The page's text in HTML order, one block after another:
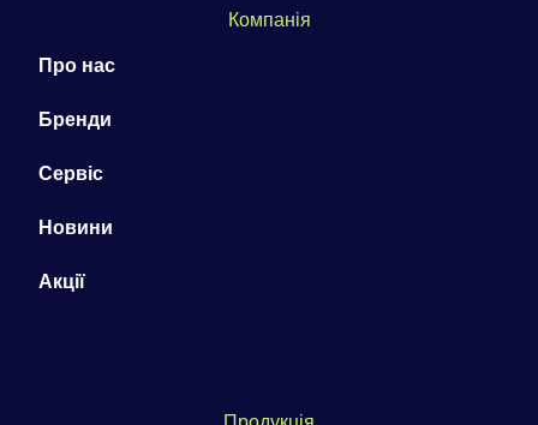
Компанія
Про нас
Бренди
Сервіс
Новини
Акції